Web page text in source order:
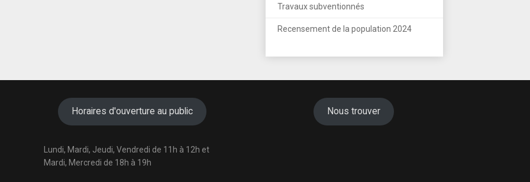
Travaux subventionnés
Recensement de la population 2024
Horaires d'ouverture au public
Lundi, Mardi, Jeudi, Vendredi de 11h à 12h et
Mardi, Mercredi de 18h à 19h
Nous trouver